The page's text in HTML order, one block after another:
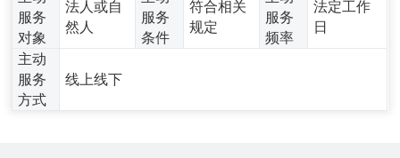
服务
对象
法人或自
然人
服务
条件
符合相关
规定
服务
频率
法定工作
日
主动
服务
方式
线上线下